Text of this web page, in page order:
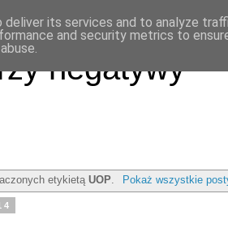
negatywy
etykietąUOP Pokaż wszystkie
its services and to analyze
and security metrics to